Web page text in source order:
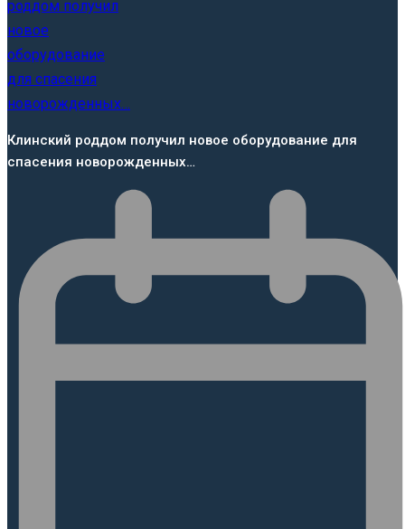
Клинский роддом получил новое оборудование для
спасения новорожденных…